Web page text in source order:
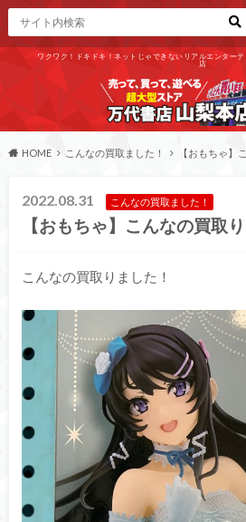
ワクワク！ドキドキ！ネットじゃできないリアルエンター
店
HOME こんなの買取ました！ 【おもちゃ】
2022.08.31 こんなの買取ました！
【おもちゃ】こんなの買取
こんなの買取りました！